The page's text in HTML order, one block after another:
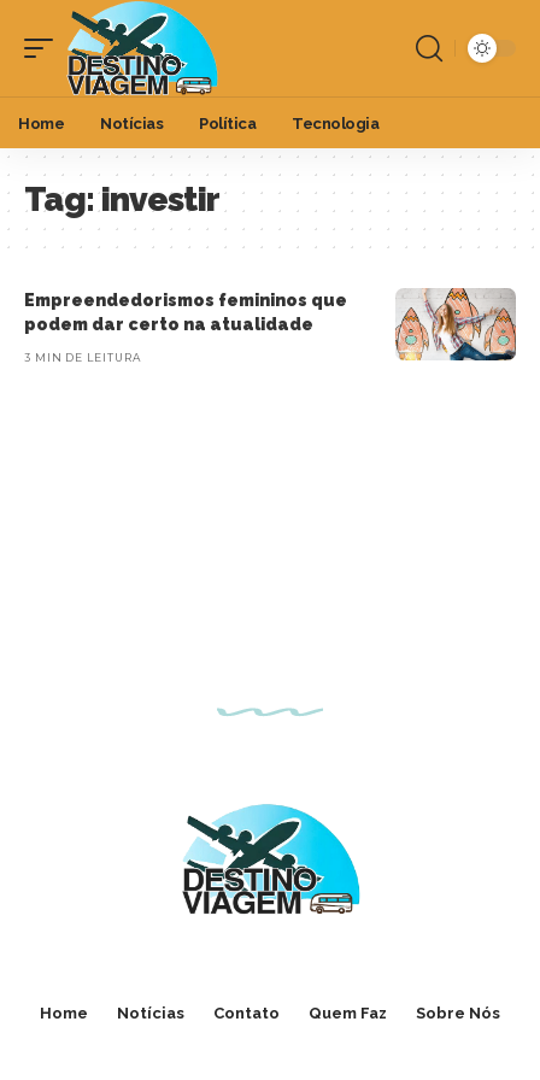
Home Notícias Política Tecnologia
Tag:investir
Empreendedorismos femininos que
podem dar certo na atualidade
3 MIN DE LEITURA
Home Notícias Contato Quem Faz Sobre Nós